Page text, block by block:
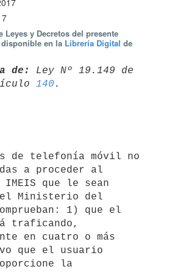
Leyes y Decretos del presente
en la Librería Digital de
de:
Ley Nº 19.149 de
140
a proceder al
que le sean
Ministerio del
1) que el
traficando,
en cuatro o más
que el usuario
la